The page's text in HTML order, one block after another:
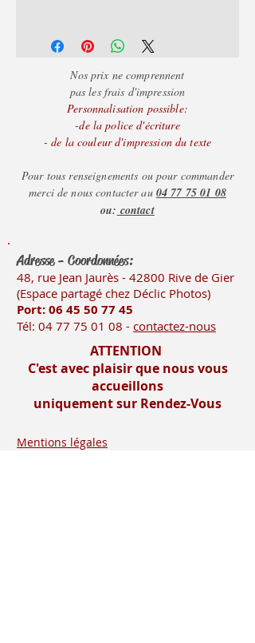
- de 100 = 2.05€
e 100 = 1.95€
Nos prix ne comprennent
pas les frais d'impression
Personnalisation possible:
-de la police d'écriture
- de la couleur d'impression du texte
Pour tous renseignements ou pour commander
merci de nous contacter au 04 77 75 01 08
ou: contact
Adresse - Coordonnées:
48, rue Jean Jaurès - 42800 Rive de Gier
(Espace partagé chez Déclic Photos)
Port: 06 45 50 77 45
Tél: 04 77 75 01 08 - contactez-nous
ATTENTION
C'est avec plaisir que nous vous
accueillons
uniquement sur Rendez-Vous
Mentions légales